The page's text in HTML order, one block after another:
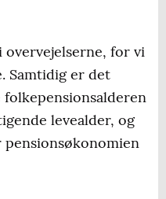
for vi
Samtidig er det
levealder, og